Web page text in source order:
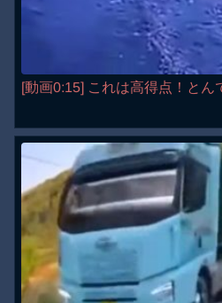
[動画0:15] これは高得点！と